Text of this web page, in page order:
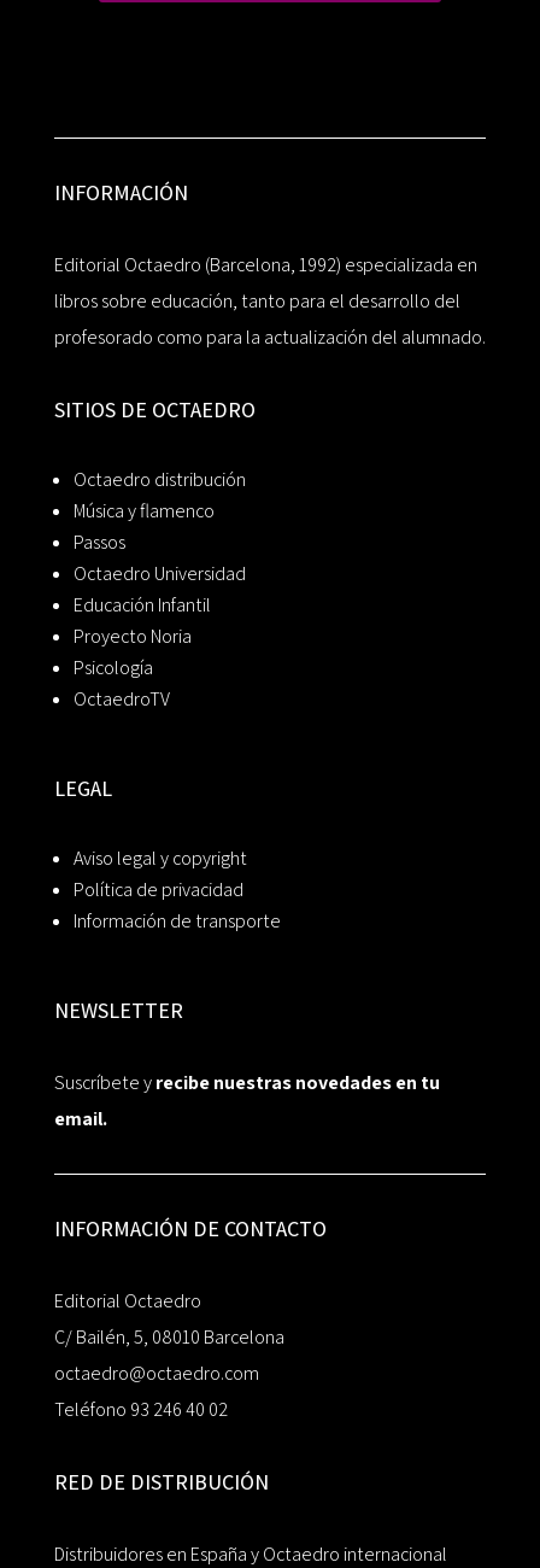
INFORMACIÓN
Editorial Octaedro (Barcelona, 1992) especializada en
libros sobre educación, tanto para el desarrollo del
profesorado como para la actualización del alumnado.
SITIOS DE OCTAEDRO
Octaedro distribución
Música y flamenco
Passos
Octaedro Universidad
Educación Infantil
Proyecto Noria
Psicología
OctaedroTV
LEGAL
Aviso legal y copyright
Política de privacidad
Información de transporte
NEWSLETTER
Suscríbete yrecibe nuestras novedades en tu
email.
INFORMACIÓN DE CONTACTO
Editorial Octaedro
C/ Bailén, 5, 08010 Barcelona
octaedro@octaedro.com
Teléfono 93 246 40 02
RED DE DISTRIBUCIÓN
Distribuidores en España y Octaedro internacional